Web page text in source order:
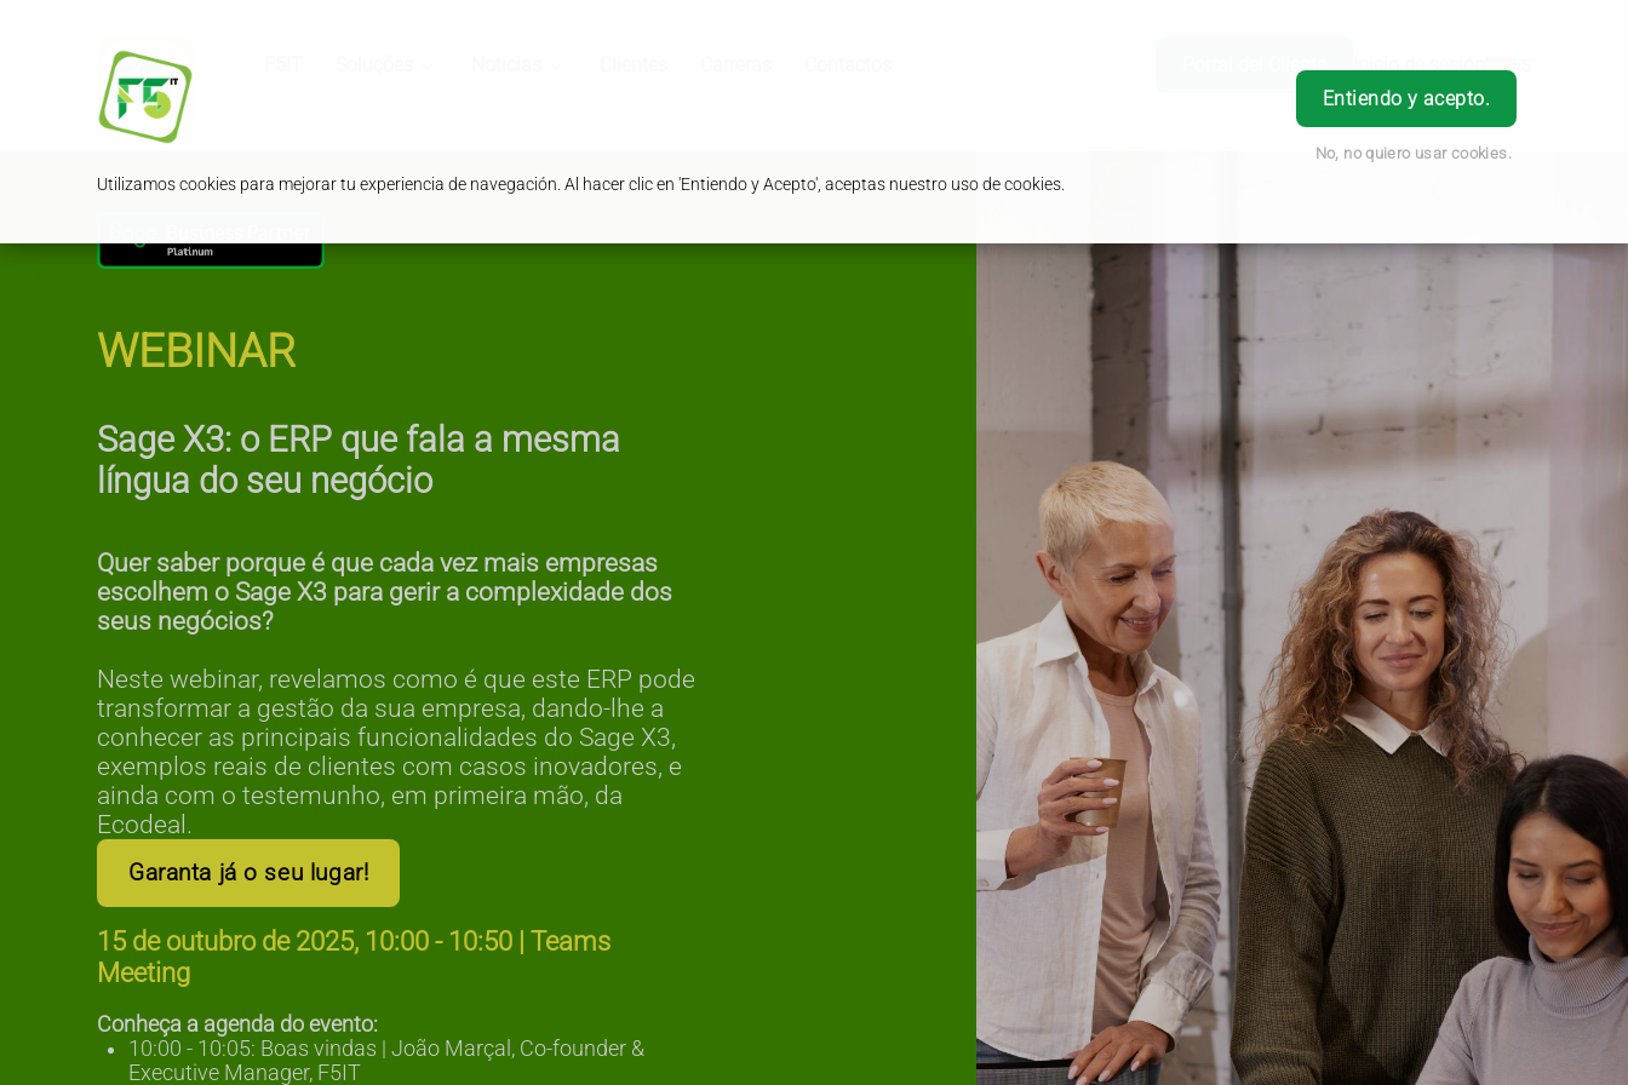
Utilizamos cookies para mejorar tu experiencia de navegación. Al hacer clic en 'Entiendo y Acepto', aceptas nuestro uso de cookies.
Entiendo y acepto.
No, no quiero usar cookies.
Portal del Cliente Inicio de sesión
WEBINAR
Sage X3: o ERP que fala a mesma
língua do seu negócio
Quer saber porque é que cada vez mais empresas
escolhem o Sage X3 para gerir a complexidade dos
seus negócios?
Neste webinar, revelamos como é que este ERP pode
transformar a gestão da sua empresa, dando-lhe a
conhecer as principais funcionalidades do Sage X3,
exemplos reais de clientes com casos inovadores, e
ainda com o testemunho, em primeira mão, da
Ecodeal.
Garanta já o seu lugar!
15 de outubro de 2025, 10:00 - 10:50 | Teams
Meeting
Conheça a agenda do evento:
10:00 - 10:05: Boas vindas | João Marçal, Co-founder &
Executive Manager, F5IT